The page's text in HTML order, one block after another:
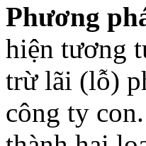
Phương
hiện tương
trừ lãi (lỗ)
công ty